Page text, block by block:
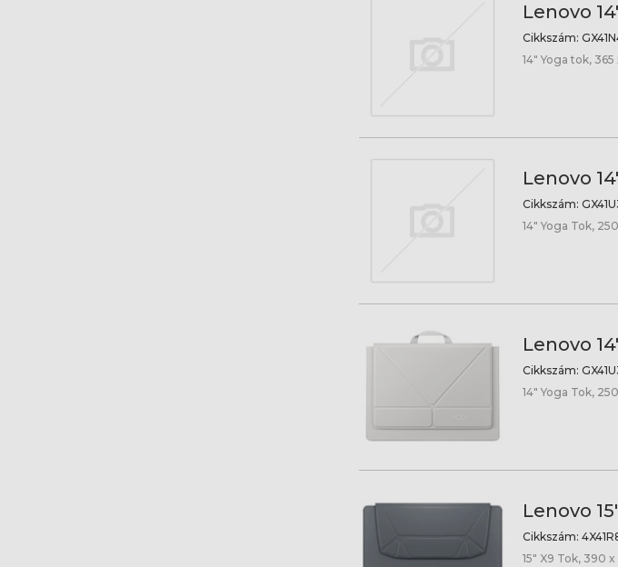
Lenovo
Cikkszám:
14" Yoga tok,
Lenovo
Cikkszám:
14" Yoga Tok,
Lenovo
Cikkszám:
14" Yoga Tok,
Lenovo
Cikkszám:
15" X9 Tok, 390